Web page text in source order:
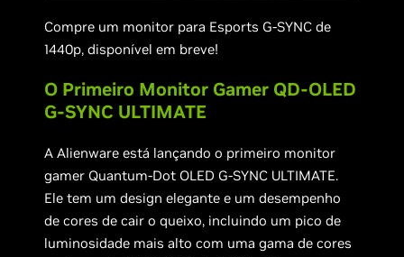
Compre um monitor para Esports G-SYNC de
1440p, disponível em breve!
O Primeiro Monitor Gamer QD-OLED
G-SYNC ULTIMATE
A Alienware está lançando o primeiro monitor
gamer Quantum-Dot OLED G-SYNC ULTIMATE.
Ele tem um design elegante e um desempenho
de cores de cair o queixo, incluindo um pico de
luminosidade mais alto com uma gama de cores